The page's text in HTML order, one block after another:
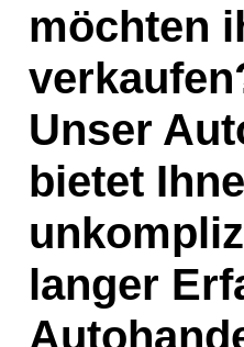
möchten
Unser
bietet
langer